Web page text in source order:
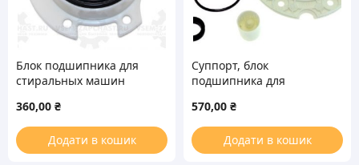
Блок подшипника для
стиральных машин
360,00 ₴
Додати в кошик
Суппорт, блок
подшипника для
Zanussi 23014
570,00 ₴
Додати в кошик